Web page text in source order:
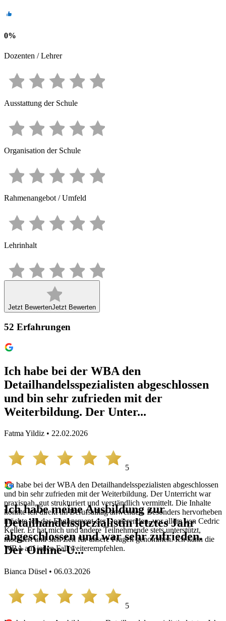
0%
Dozenten / Lehrer
Ausstattung der Schule
Organisation der Schule
Rahmenangebot / Umfeld
Lehrinhalt
Jetzt BewertenJetzt Bewerten
52 Erfahrungen
Ich habe bei der WBA den
Detailhandelsspezialisten abgeschlossen
und bin sehr zufrieden mit der
Weiterbildung. Der Unter...
Fatma Yildiz • 22.02.2026
5
Ich habe bei der WBA den Detailhandelsspezialisten abgeschlossen
und bin sehr zufrieden mit der Weiterbildung. Der Unterricht war
praxisnah, gut strukturiert und verständlich vermittelt. Die Inhalte
konnte ich direkt im Berufsalltag anwenden. Besonders hervorheben
möchte ich das Engagement der Dozierenden, vor allem von Cedric
Keller. Er hat mich und andere Teilnehmende stets unterstützt,
motiviert und sich Zeit für unsere Fragen genommen. Ich kann die
WBA auf jeden Fall weiterempfehlen.
Ich habe meine Ausbildung zur
Detailhandelsspezialistin letztes Jahr
abgeschlossen und war sehr zufrieden.
Der Online-U...
Bianca Düsel • 06.03.2026
5